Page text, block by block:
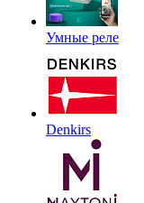
Умные реле
Denkirs